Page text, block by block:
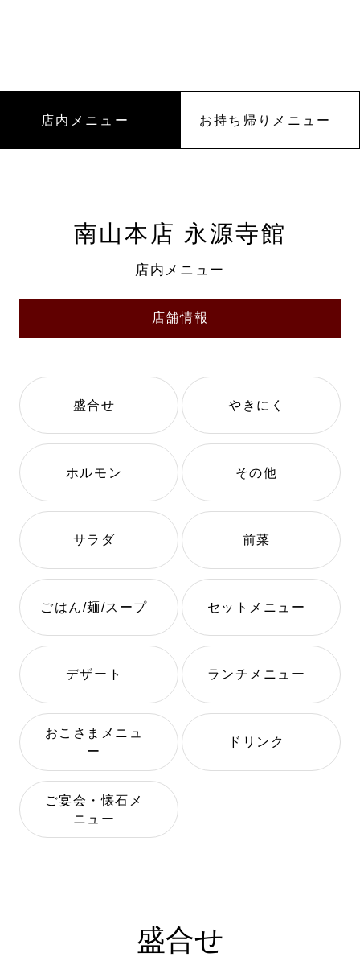
店内メニュー お持ち帰りメニュー
南山本店 永源寺館
店内メニュー
店舗情報
盛合せ やきにく
ホルモン その他
サラダ 前菜
ごはん/麺/スープ セットメニュー
デザート ランチメニュー
おこさまメニュ
ー
ドリンク
ご宴会・懐石メ
ニュー
盛合せ